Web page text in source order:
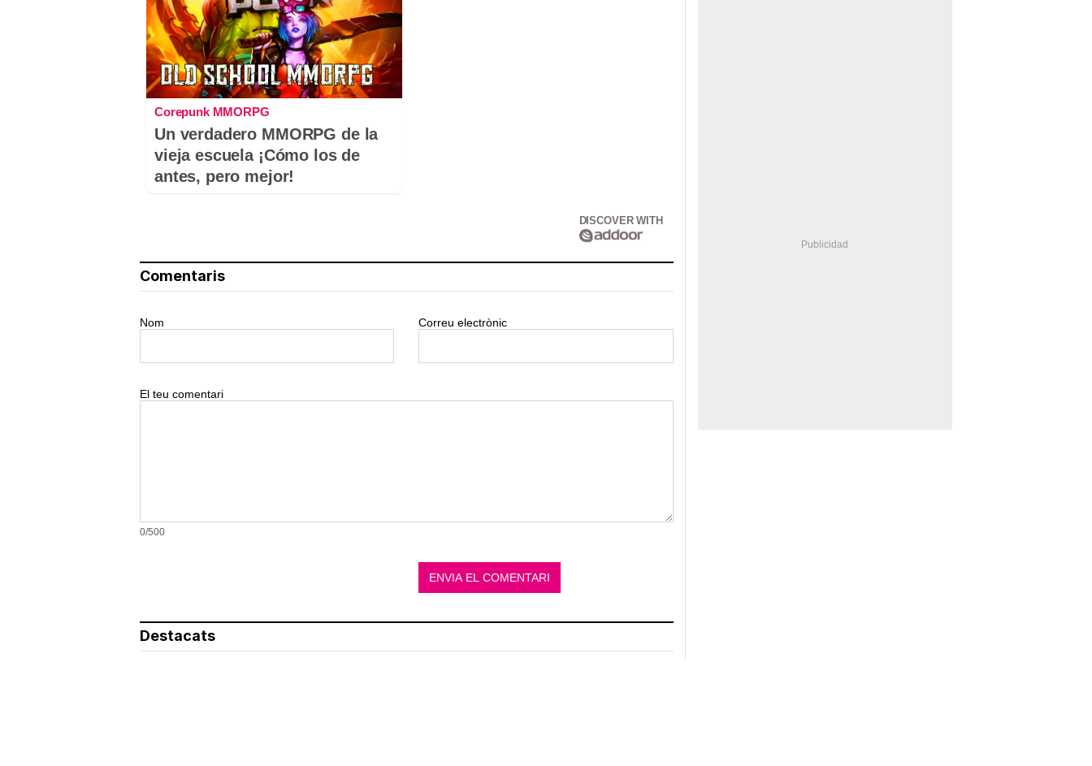
Corepunk MMORPG
Un verdadero MMORPG de la
vieja escuela ¡Cómo los de
antes, pero mejor!
DISCOVER WITH
Comentaris
Nom Correu electrònic
El teu comentari
0/500
Destacats